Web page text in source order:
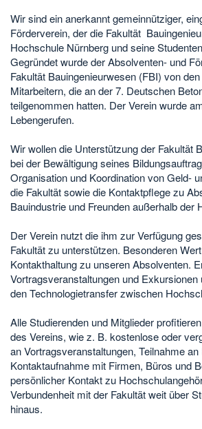
Wir sind ein anerkannt gemeinnütziger,
Förderverein, der die Fakultät
Hochschule Nürnberg und seine
Gegründet wurde der Absolventen- und
Fakultät Bauingenieurwesen (FBI) von
Mitarbeitern, die an der 7. Deutschen
teilgenommen hatten. Der Verein wurde
Lebengerufen.
Wir wollen die Unterstützung der Fakultät
bei der Bewältigung seines
Organisation und Koordination von Geld-
die Fakultät sowie die Kontaktpflege zu
Bauindustrie und Freunden außerhalb der
Der Verein nutzt die ihm zur Verfügung
Fakultät zu unterstützen. Besonderen
Kontakthaltung zu unseren Absolventen.
Vortragsveranstaltungen und
den Technologietransfer zwischen
Alle Studierenden und Mitglieder
des Vereins, wie z. B. kostenlose oder
an Vortragsveranstaltungen, Teilnahme
Kontaktaufnahme mit Firmen, Büros und
persönlicher Kontakt zu
Verbundenheit mit der Fakultät weit über
hinaus.